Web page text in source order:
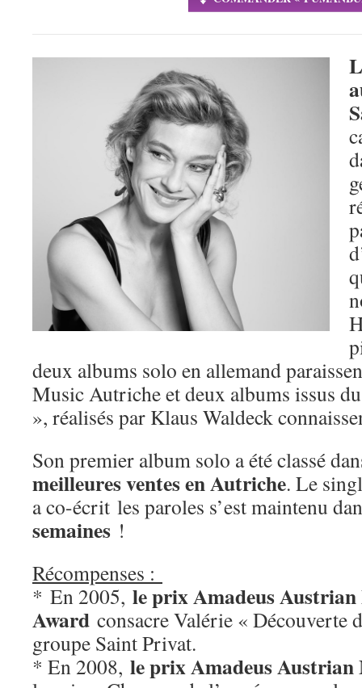
deux albums solo en allemand
Music Autriche et deux albums issus
», réalisés par Klaus Waldeck
Son premier album solo a été classé
meilleures ventes en Autriche. Le
a co-écrit les paroles s’est maintenu
semaines !
Récompenses :
* En 2005, le prix Amadeus
Award consacre Valérie « Découverte
groupe Saint Privat.
* En 2008, le prix Amadeus Austrian